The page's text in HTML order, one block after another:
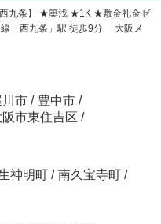
西九条】 ★築浅 ★1K ★敷金礼金ゼ
「西九条」駅 徒歩9分 大阪メ
市 / 豊中市 /
阪市東住吉区 /
神明町 / 南久宝寺町 /